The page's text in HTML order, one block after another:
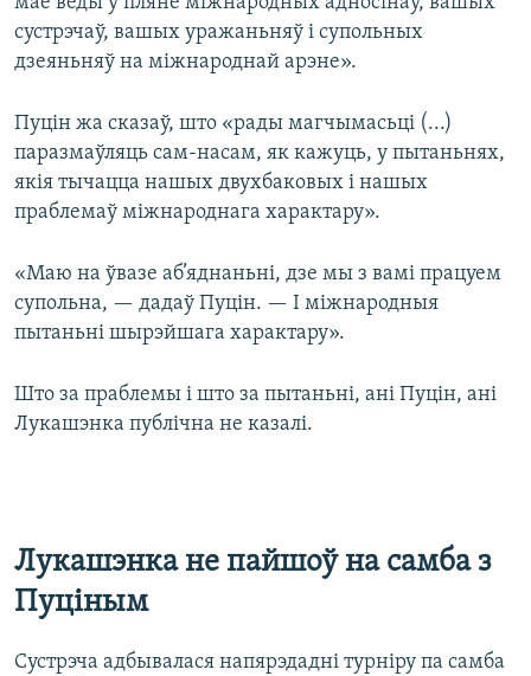
сустрэчаў, вашых уражаньняў і супольных
дзеяньняў на міжнароднай арэне».
Пуцін жа сказаў, што «рады магчымасьці (...)
паразмаўляць сам-насам, як кажуць, у пытаньнях,
якія тычацца нашых двухбаковых і нашых
праблемаў міжнароднага характару».
«Маю на ўвазе аб’яднаньні, дзе мы з вамі працуем
супольна, — дадаў Пуцін. — І міжнародныя
пытаньні шырэйшага характару».
Што за праблемы і што за пытаньні, ані Пуцін, ані
Лукашэнка публічна не казалі.
Лукашэнка не пайшоў на самба з
Пуціным
Сустрэча адбывалася напярэдадні турніру па самба